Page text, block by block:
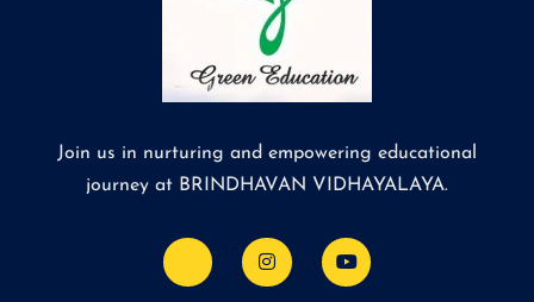
Join us in nurturing and empowering educational
journey at BRINDHAVAN VIDHAYALAYA.